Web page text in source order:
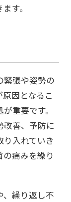
す。
緊張や姿勢の
因となるこ
重要です。
改善、予防に
入れていき
痛みを繰り
、繰り返し不